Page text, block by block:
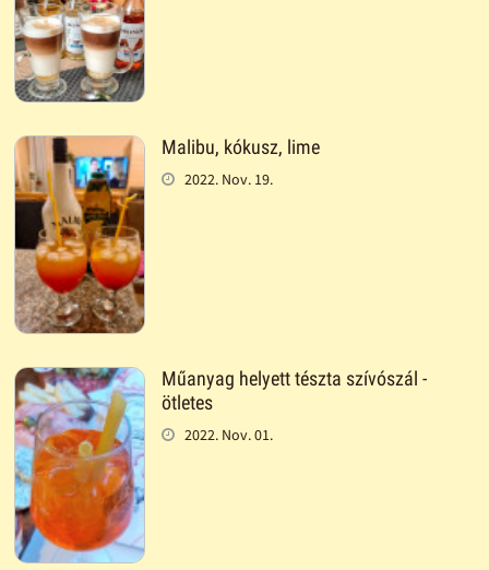
Malibu, kókusz, lime
2022. Nov. 19.
Műanyag helyett tészta szívószál -
ötletes
2022. Nov. 01.